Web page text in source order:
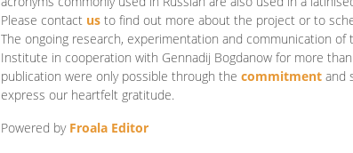
Please contact us to find out more about the project or to
The ongoing research, experimentation and communication
Institute in cooperation with Gennadij Bogdanow for more
publication were only possible through the commitment and
express our heartfelt gratitude.
Powered by Froala Editor